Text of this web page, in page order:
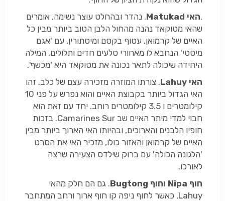
.האי Matukad. נהדר ובהחלט עוצר נשימה. אומרים
שהאי מטוקאד נהנה מהחול הלבן הטוב ביותר מבין כל
האיים של קרמואן. עטוף בקסם ומיסתורין, עם 'אגם
מיסטי' הנחבא לו מאחורי סלעים חדים ותלולים, המילה
היחידה שיכולה לתאר נכונה את מטוקאד היא 'מכשף'.
האי Lahuy. צורתו המוזרה מזכירה עצם של כלב. זהו
האי הגדול ביותר בקבוצת האיים והוא נפרש על פני 10
קילומטרים ו 3.5 קילומטרים רוחב. יחד עם זאת הוא
חבוי למדי מיתר האיים שב Camarines Sur. בזכות
חופיו הלבנים והארוכים, ובהיותו האי הארוך ביותר מבין
האיים של קרמואן והאזור כולו, מזכיר האי את הסרט
'הלגונה הכולה' עם ברוק שילדס הצעירה שרצה
לאורכו.
חוף Nipa וחוף Bugtong. גם הם חלק מהאי
Lahuy, כאשר לחוף ניפה קו חוף ארוך ורחב המתחבר